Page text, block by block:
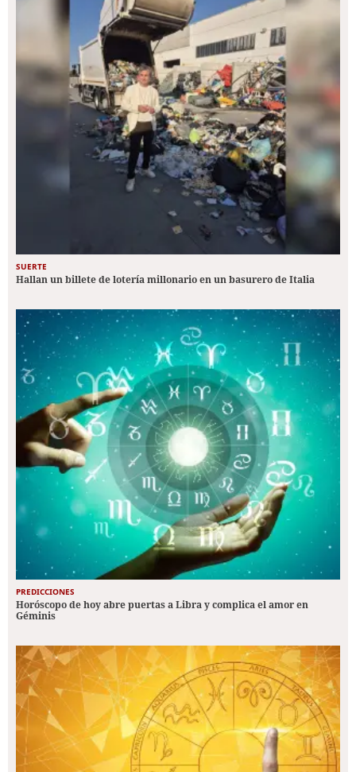
SUERTE
Hallan un billete de lotería millonario en un basurero de Italia
PREDICCIONES
Horóscopo de hoy abre puertas a Libra y complica el amor en
Géminis